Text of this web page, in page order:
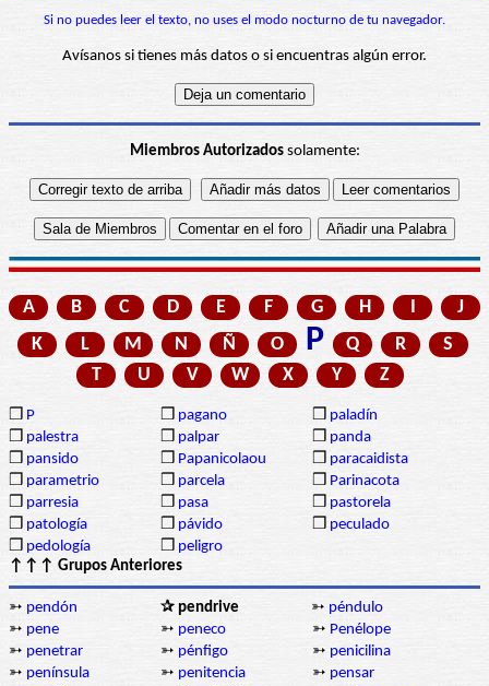
Si no puedes leer el texto, no uses el modo nocturno de tu navegador.
Avísanos si tienes más datos o si encuentras algún error.
Miembros Autorizadossolamente:
A B C D E F G H I
J
K
L M N Ñ O P Q R
S
T
U V W X Y Z
❒ P ❒ pagano ❒ paladín
❒ palestra ❒ palpar ❒ panda
❒ pansido ❒ Papanicolaou ❒ paracaidista
❒ parametrio ❒ parcela ❒ Parinacota
❒ parresia ❒ pasa ❒ pastorela
❒ patología ❒ pávido ❒ peculado
❒ pedología ❒ peligro
↑↑↑ Grupos Anteriores
➳ pendón ✰ pendrive ➳ péndulo
➳ pene ➳ peneco ➳ Penélope
➳ penetrar ➳ pénfigo ➳ penicilina
➳ península ➳ penitencia ➳ pensar